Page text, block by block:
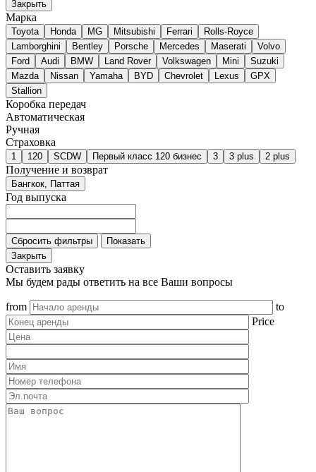
Закрыть
Марка
Toyota Honda MG Mitsubishi Ferrari
Rolls-Royce
Lamborghini
Bentley Porsche Mercedes Maserati
Volvo
Ford
Audi BMW Land Rover Volkswagen Mini
Suzuki
Mazda
Nissan Yamaha BYD Chevrolet Lexus
GPX
Stallion
Коробка передач
Автоматическая
Ручная
Страховка
1 120 SCDW Первый класс 120 бизнес 3 3 plus 2 plus
Получение и возврат
Бангкок, Паттая
Год выпуска
Сбросить фильтры
Показать
Закрыть
Оставить заявку
Мы будем рады ответить на все Ваши вопросы
from
to
Price